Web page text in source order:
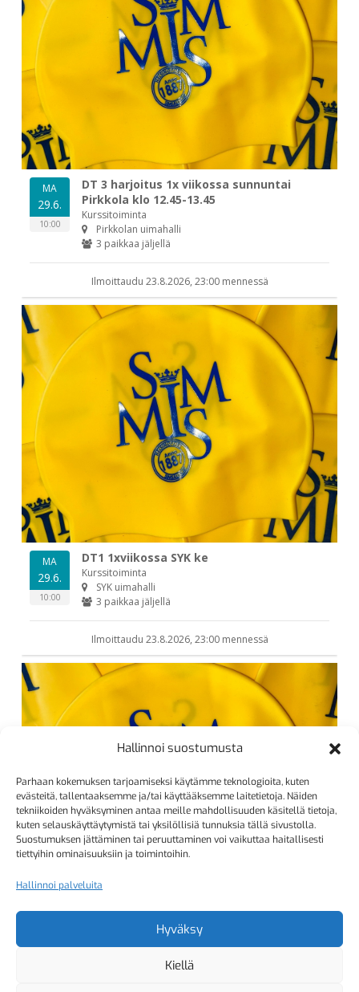
Hallinnoi suostumusta
Parhaan kokemuksen tarjoamiseksi käytämme teknologioita, kuten
evästeitä, tallentaaksemme ja/tai käyttääksemme laitetietoja. Näiden
tekniikoiden hyväksyminen antaa meille mahdollisuuden käsitellä tietoja,
kuten selauskäyttäytymistä tai yksilöllisiä tunnuksia tällä sivustolla.
Suostumuksen jättäminen tai peruuttaminen voi vaikuttaa haitallisesti
tiettyihin ominaisuuksiin ja toimintoihin.
Hallinnoi palveluita
Hyväksy
Kiellä